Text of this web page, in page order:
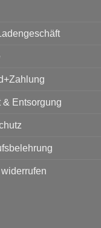
& Entsorgung